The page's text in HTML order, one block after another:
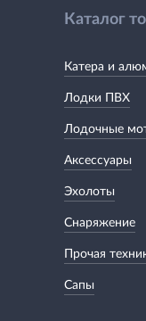
Каталог
Катера и
Лодки ПВХ
Лодочные
Аксессуары
Эхолоты
Снаряжение
Прочая
Сапы